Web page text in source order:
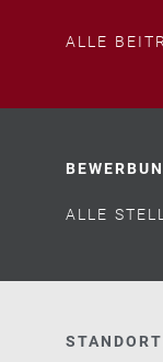
ALLE
ALLE